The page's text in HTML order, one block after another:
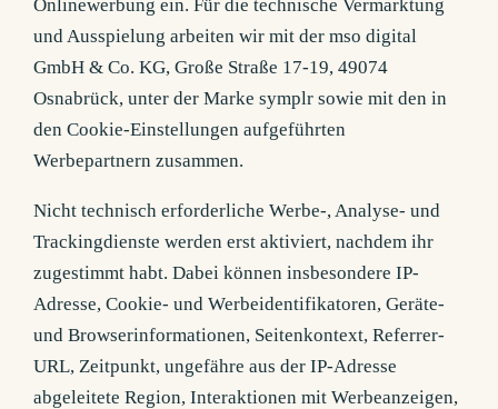
Onlinewerbung ein. Für die technische Vermarktung
und Ausspielung arbeiten wir mit der mso digital
GmbH & Co. KG, Große Straße 17-19, 49074
Osnabrück, unter der Marke symplr sowie mit den in
den Cookie-Einstellungen aufgeführten
Werbepartnern zusammen.
Nicht technisch erforderliche Werbe-, Analyse- und
Trackingdienste werden erst aktiviert, nachdem ihr
zugestimmt habt. Dabei können insbesondere IP-
Adresse, Cookie- und Werbeidentifikatoren, Geräte-
und Browserinformationen, Seitenkontext, Referrer-
URL, Zeitpunkt, ungefähre aus der IP-Adresse
abgeleitete Region, Interaktionen mit Werbeanzeigen,